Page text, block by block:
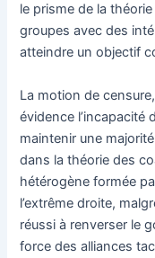
le prisme de la
groupes avec des
atteindre un objectif
La motion de
évidence l’incapacité
maintenir une
dans la théorie des
hétérogène formée
l’extrême droite,
réussi à renverser le
force des alliances